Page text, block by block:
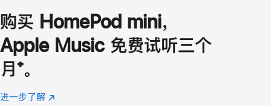
购买 HomePod mini，
Apple Music 免费试听三个
月 脚
注
⁺。
进一步了解 Apple
(在